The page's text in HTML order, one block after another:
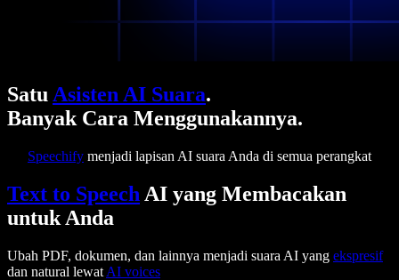
Satu Asisten AI Suara.
Banyak Cara Menggunakannya.
Speechify menjadi lapisan AI suara Anda di semua perangkat
Text to Speech AI yang Membacakan
untuk Anda
Ubah PDF, dokumen, dan lainnya menjadi suara AI yang ekspresif
dan natural lewat AI voices